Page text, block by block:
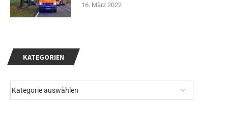
KATEGORIEN
16. März 2022